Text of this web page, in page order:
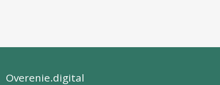
Overenie.digital